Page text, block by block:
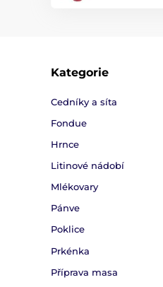
Kategorie
Cedníky a síta
Fondue
Hrnce
Litinové nádobí
Mlékovary
Pánve
Poklice
Prkénka
Příprava masa